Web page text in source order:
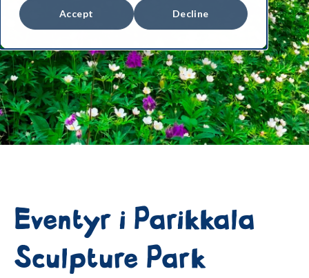
Accept Decline
Eventyr i Parikkala
Sculpture Park